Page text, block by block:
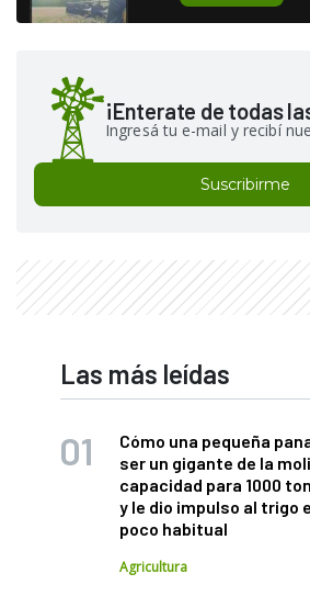
¡Enterate de todas
Ingresá tu e-mail y recibí
Suscribirme
Las más leídas
Cómo una pequeña
ser un gigante de la
capacidad para 1000
y le dio impulso al trigo
poco habitual
Agricultura